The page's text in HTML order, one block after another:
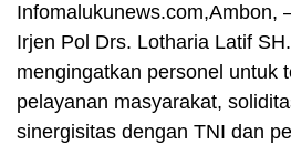
Infomalukunews.com,Ambon,
Irjen Pol Drs. Lotharia Latif
mengingatkan personel untuk
pelayanan masyarakat,
sinergisitas dengan TNI dan